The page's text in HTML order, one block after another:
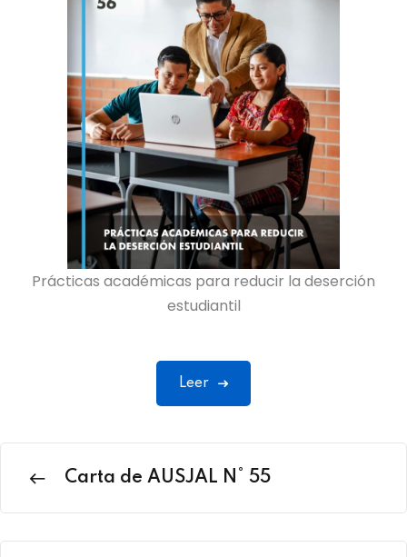
Prácticas académicas para reducir la deserción
estudiantil
Leer
Carta de AUSJAL N° 55